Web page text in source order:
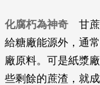
化腐朽為神奇 甘蔗
給糖廠能源外，通
廠原料。可是紙漿
些剩餘的蔗渣，就